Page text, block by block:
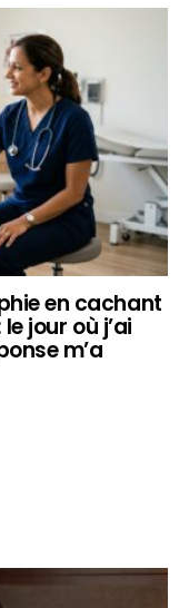
en cachant
jour où j’ai
m’a